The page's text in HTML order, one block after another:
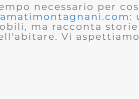
necessario per
amatimontagnani.com:
ma racconta
Vi